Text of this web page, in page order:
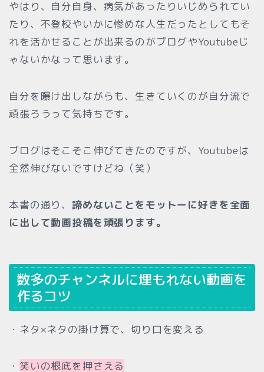
やはり、自分自身、病気があったりいじめられてい
たり、不登校やいかに惨めな人生だったとしてもそ
れを活かせることが出来るのがブログやYoutubeじ
ゃないかなって思います。
自分を曝け出しながらも、生きていくのが自分流で
頑張ろうって気持ちです。
ブログはそこそこ伸びてきたのですが、Youtubeは
全然伸びないですけどね（笑）
本書の通り、諦めないことをモットーに好きを全面
に出して動画投稿を頑張ります。
数多のチャンネルに埋もれない動画を
作るコツ
・ネタ×ネタの掛け算で、切り口を変える
・ 笑いの根底を押さえる